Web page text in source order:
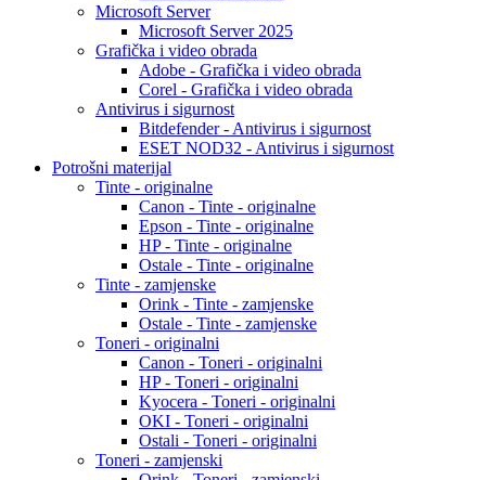
Microsoft Server
Microsoft Server 2025
Grafička i video obrada
Adobe - Grafička i video obrada
Corel - Grafička i video obrada
Antivirus i sigurnost
Bitdefender - Antivirus i sigurnost
ESET NOD32 - Antivirus i sigurnost
Potrošni materijal
Tinte - originalne
Canon - Tinte - originalne
Epson - Tinte - originalne
HP - Tinte - originalne
Ostale - Tinte - originalne
Tinte - zamjenske
Orink - Tinte - zamjenske
Ostale - Tinte - zamjenske
Toneri - originalni
Canon - Toneri - originalni
HP - Toneri - originalni
Kyocera - Toneri - originalni
OKI - Toneri - originalni
Ostali - Toneri - originalni
Toneri - zamjenski